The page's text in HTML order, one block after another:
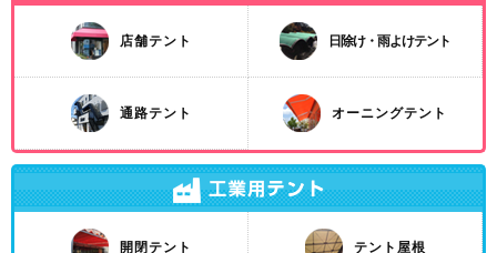
店舗テント 日除け・雨よけテント
通路テント オーニングテント
開閉テント テント屋根